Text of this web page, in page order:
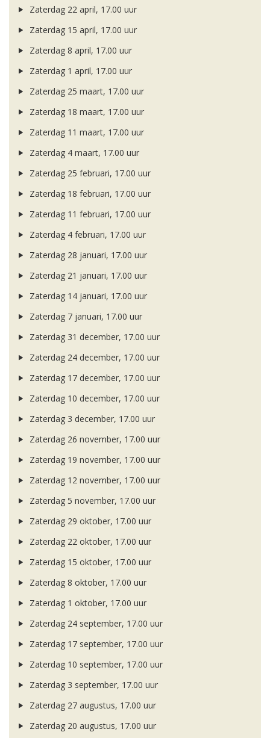
Zaterdag 22 april, 17.00 uur
Zaterdag 15 april, 17.00 uur
Zaterdag 8 april, 17.00 uur
Zaterdag 1 april, 17.00 uur
Zaterdag 25 maart, 17.00 uur
Zaterdag 18 maart, 17.00 uur
Zaterdag 11 maart, 17.00 uur
Zaterdag 4 maart, 17.00 uur
Zaterdag 25 februari, 17.00 uur
Zaterdag 18 februari, 17.00 uur
Zaterdag 11 februari, 17.00 uur
Zaterdag 4 februari, 17.00 uur
Zaterdag 28 januari, 17.00 uur
Zaterdag 21 januari, 17.00 uur
Zaterdag 14 januari, 17.00 uur
Zaterdag 7 januari, 17.00 uur
Zaterdag 31 december, 17.00 uur
Zaterdag 24 december, 17.00 uur
Zaterdag 17 december, 17.00 uur
Zaterdag 10 december, 17.00 uur
Zaterdag 3 december, 17.00 uur
Zaterdag 26 november, 17.00 uur
Zaterdag 19 november, 17.00 uur
Zaterdag 12 november, 17.00 uur
Zaterdag 5 november, 17.00 uur
Zaterdag 29 oktober, 17.00 uur
Zaterdag 22 oktober, 17.00 uur
Zaterdag 15 oktober, 17.00 uur
Zaterdag 8 oktober, 17.00 uur
Zaterdag 1 oktober, 17.00 uur
Zaterdag 24 september, 17.00 uur
Zaterdag 17 september, 17.00 uur
Zaterdag 10 september, 17.00 uur
Zaterdag 3 september, 17.00 uur
Zaterdag 27 augustus, 17.00 uur
Zaterdag 20 augustus, 17.00 uur